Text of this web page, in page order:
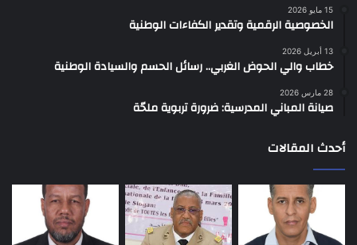
15 مايو 2026
الخصوصية الرقمية وتقدير الكفاءات الوطنية
13 أبريل 2026
خطاب والي الحوض الغربي.. رسائل الحسم والسيادة الوطنية
28 مارس 2026
صيانة المباني المدرسية: ضرورة تربوية ملحّة
أحدث المقالات